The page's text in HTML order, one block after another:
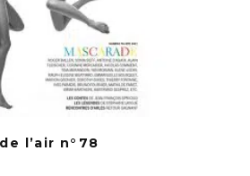
de l’air n°78